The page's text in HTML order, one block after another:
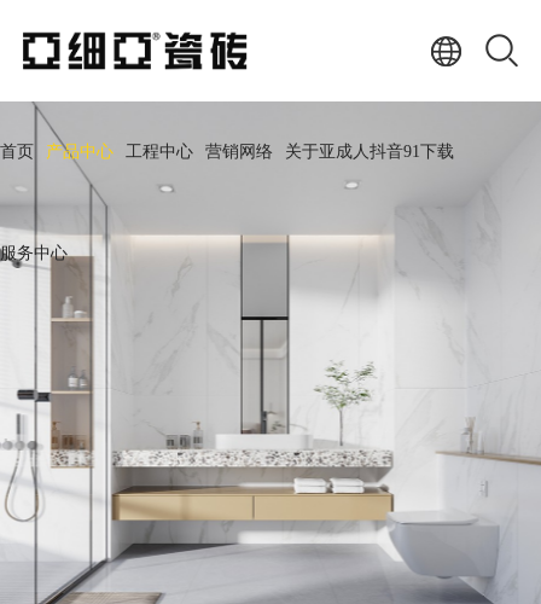
首页 产品中心 工程中心 营销网络 关于亚成人抖音91下载
服务中心